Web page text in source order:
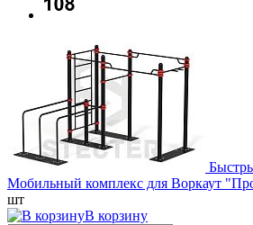
Мобильный комплекс для Воркаут
шт
В корзину